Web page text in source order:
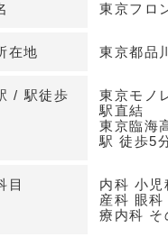
。
ナントとして使いやす
ロントテラスの高層フ
レベーター有り・駐車
1992年6月竣工の堅牢な
科目で検討可能な募
小児科、整形外科、眼
東京フロ
在地 東京都品
/ 駅徒歩
東京モノ
駅直結
東京臨海
駅 徒歩5
目
内科 小児
産科 眼
療内科 そ